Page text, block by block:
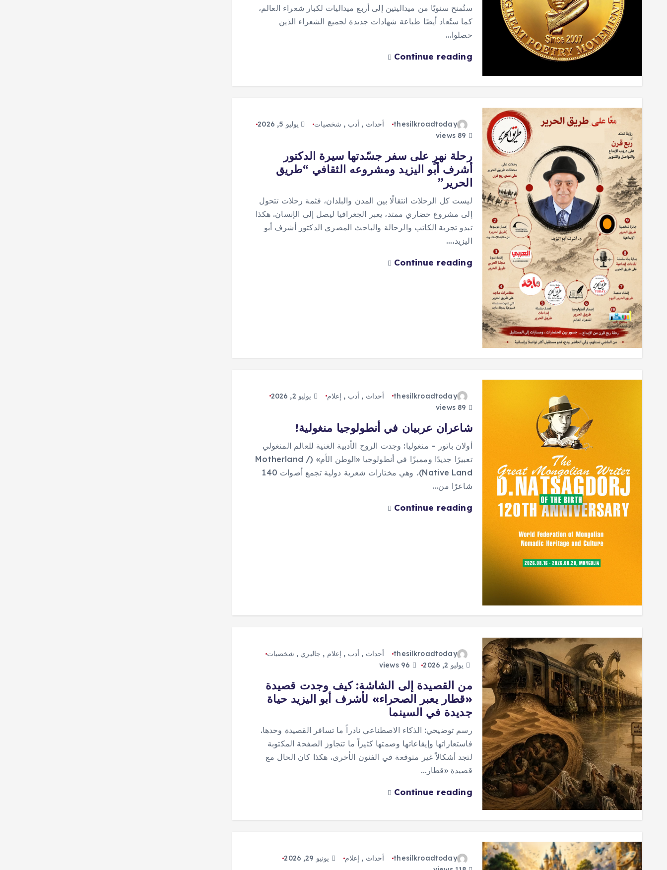
ستُمنح سنويًا من ميداليتين إلى أربع ميداليات لكبار شعراء العالم،
كما ستُعاد أيضًا طباعة شهادات جديدة لجميع الشعراء الذين
حصلوا…
Continue reading
thesilkroadtoday أحداث , أدب , شخصيات
يوليو 5, 2026
رحلة نهرٍ على سفر جسّدتها سيرة الدكتور
أشرف أبو اليزيد ومشروعه الثقافي “طريق
الحرير”
ليست كل الرحلات انتقالًا بين المدن والبلدان، فثمة رحلات تتحول
إلى مشروع حضاري ممتد، يعبر الجغرافيا ليصل إلى الإنسان. هكذا
تبدو تجربة الكاتب والرحالة والباحث المصري الدكتور أشرف أبو
اليزيد،…
Continue reading
thesilkroadtoday أحداث , أدب , إعلام
يوليو 2, 2026
شاعران عربيان في أنطولوجيا منغولية!
أولان باتور – منغوليا: وجدت الروح الأدبية الغنية للعالم المنغولي
تعبيرًا جديدًا ومميزًا في أنطولوجيا «الوطن الأم» (Motherland /
Native Land)، وهي مختارات شعرية دولية تجمع أصوات 140
شاعرًا من…
Continue reading
thesilkroadtoday أحداث , أدب , إعلام , جاليري , شخصيات
يوليو 2, 2026
من القصيدة إلى الشاشة: كيف وجدت قصيدة
«قطار يعبر الصحراء» لأشرف أبو اليزيد حياة
جديدة في السينما
رسم توضيحي: الذكاء الاصطناعي نادراً ما تسافر القصيدة وحدها.
فاستعاراتها وإيقاعاتها وصمتها كثيراً ما تتجاوز الصفحة المكتوبة
لتجد أشكالاً غير متوقعة في الفنون الأخرى. هكذا كان الحال مع
قصيدة «قطار…
Continue reading
thesilkroadtoday أحداث , إعلام
يونيو 29, 2026